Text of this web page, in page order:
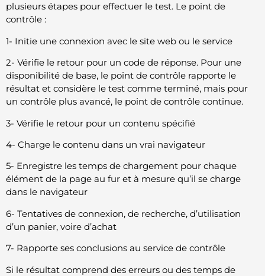
plusieurs étapes pour effectuer le test. Le point de
contrôle :
1- Initie une connexion avec le site web ou le service
2- Vérifie le retour pour un code de réponse. Pour une
disponibilité de base, le point de contrôle rapporte le
résultat et considère le test comme terminé, mais pour
un contrôle plus avancé, le point de contrôle continue.
3- Vérifie le retour pour un contenu spécifié
4- Charge le contenu dans un vrai navigateur
5- Enregistre les temps de chargement pour chaque
élément de la page au fur et à mesure qu’il se charge
dans le navigateur
6- Tentatives de connexion, de recherche, d’utilisation
d’un panier, voire d’achat
7- Rapporte ses conclusions au service de contrôle
Si le résultat comprend des erreurs ou des temps de